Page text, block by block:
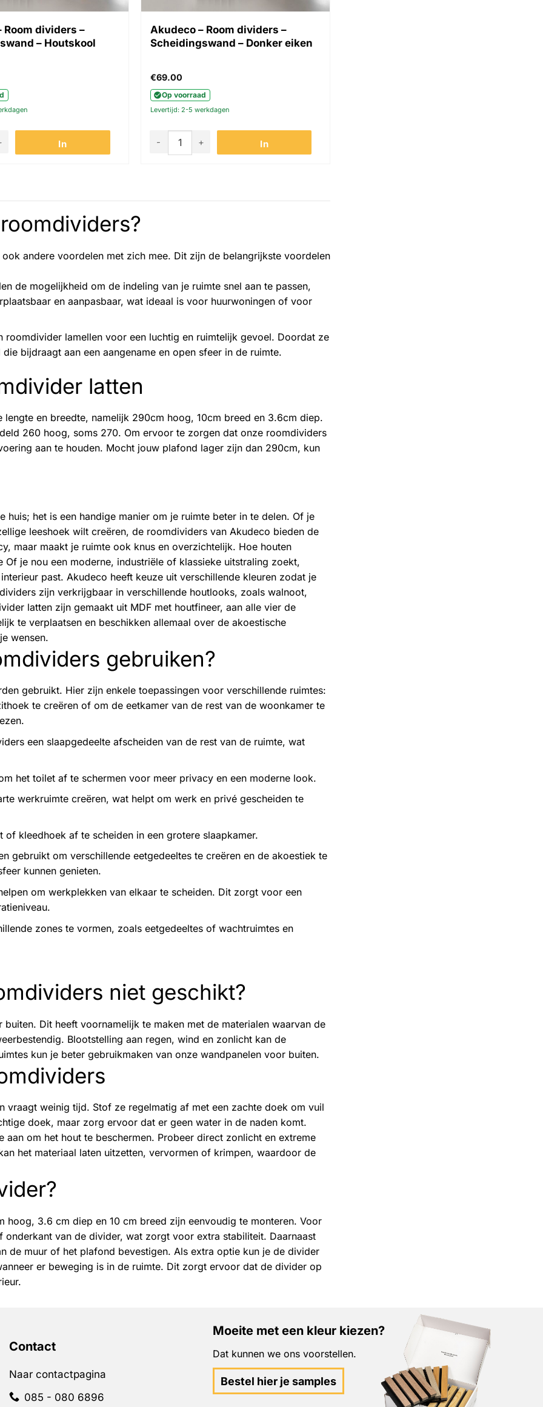
Room dividers –
– Houtskool
In
dividers - Scheidingswand - Houtskool aantal
Akudeco – Room dividers –
Scheidingswand – Donker eiken
€69.00
Op voorraad
Levertijd: 2-5 werkdagen
In
Akudeco - Room dividers - Scheidingswand - Donker eiken aantal
andere voordelen met zich mee. Dit zijn de belangrijkste voordelen
de mogelijkheid om de indeling van je ruimte snel aan te passen,
en aanpasbaar, wat ideaal is voor huurwoningen of voor
roomdivider lamellen voor een luchtig en ruimtelijk gevoel. Doordat ze
bijdraagt aan een aangename en open sfeer in de ruimte.
latten
en breedte, namelijk 290cm hoog, 10cm breed en 3.6cm diep.
260 hoog, soms 270. Om ervoor te zorgen dat onze roomdividers
aan te houden. Mocht jouw plafond lager zijn dan 290cm, kun
het is een handige manier om je ruimte beter in te delen. Of je
leeshoek wilt creëren, de roomdividers van Akudeco bieden de
maar maakt je ruimte ook knus en overzichtelijk. Hoe houten
Of je nou een moderne, industriële of klassieke uitstraling zoekt,
past. Akudeco heeft keuze uit verschillende kleuren zodat je
zijn verkrijgbaar in verschillende houtlooks, zoals walnoot,
latten zijn gemaakt uit MDF met houtfineer, aan alle vier de
te verplaatsen en beschikken allemaal over de akoestische
wensen.
gebruiken?
gebruikt. Hier zijn enkele toepassingen voor verschillende ruimtes:
te creëren of om de eetkamer van de rest van de woonkamer te
een slaapgedeelte afscheiden van de rest van de ruimte, wat
het toilet af te schermen voor meer privacy en een moderne look.
werkruimte creëren, wat helpt om werk en privé gescheiden te
kleedhoek af te scheiden in een grotere slaapkamer.
gebruikt om verschillende eetgedeeltes te creëren en de akoestiek te
kunnen genieten.
om werkplekken van elkaar te scheiden. Dit zorgt voor een
zones te vormen, zoals eetgedeeltes of wachtruimtes en
niet geschikt?
Dit heeft voornamelijk te maken met de materialen waarvan de
Blootstelling aan regen, wind en zonlicht kan de
kun je beter gebruikmaken van onze wandpanelen voor buiten.
vraagt weinig tijd. Stof ze regelmatig af met een zachte doek om vuil
doek, maar zorg ervoor dat er geen water in de naden komt.
om het hout te beschermen. Probeer direct zonlicht en extreme
het materiaal laten uitzetten, vervormen of krimpen, waardoor de
hoog, 3.6 cm diep en 10 cm breed zijn eenvoudig te monteren. Voor
van de divider, wat zorgt voor extra stabiliteit. Daarnaast
de muur of het plafond bevestigen. Als extra optie kun je de divider
er beweging is in de ruimte. Dit zorgt ervoor dat de divider op
Contact
Naar contactpagina
085 - 080 6896
Moeite met een kleur kiezen?
Dat kunnen we ons voorstellen.
Bestel hier je samples